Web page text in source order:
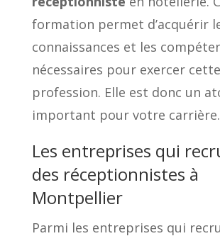
formation permet d’acquérir
connaissances et les
nécessaires pour exercer cette
profession. Elle est donc un
important pour votre carrière.
Les entreprises qui
des réceptionnistes à
Montpellier
Parmi les entreprises qui